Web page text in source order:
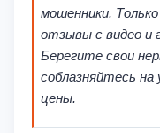
мошенники.
отзывы с видео и
Берегите свои
соблазняйтесь
цены.